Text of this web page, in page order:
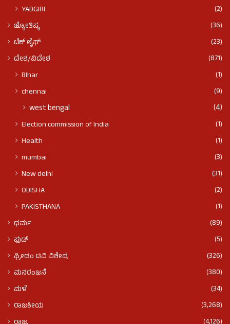
YADGIRI
(2)
ಜ್ಯೋತಿಷ್ಯ
(36)
ಟೆಕ್ ಲೈಫ್
(23)
ದೇಶ/ವಿದೇಶ
(871)
BIhar
(1)
chennai
(9)
west bengal (4)
Election commission of India
(1)
Health
(1)
mumbai
(3)
New delhi
(31)
ODISHA
(2)
PAKISTHANA
(1)
ಧರ್ಮ
(89)
ಫುಡ್​​
(5)
ಫ್ರೀಡಂ ಟಿವಿ ವಿಶೇಷ
(326)
ಮನರಂಜನೆ
(380)
ಮಳೆ
(34)
ರಾಜಕೀಯ
(3,268)